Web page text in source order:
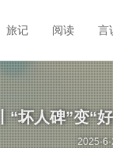
旅记 阅读 言
“坏人碑”变“
2025-6-